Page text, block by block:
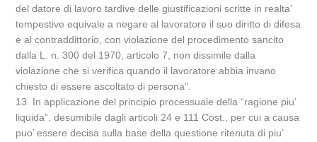
del datore di lavoro tardive delle giustificazioni scritte in realta’
tempestive equivale a negare al lavoratore il suo diritto di difesa
e al contraddittorio, con violazione del procedimento sancito
dalla L. n. 300 del 1970, articolo 7, non dissimile dalla
violazione che si verifica quando il lavoratore abbia invano
chiesto di essere ascoltato di persona”.
13. In applicazione del principio processuale della “ragione piu’
liquida”, desumibile dagli articoli 24 e 111 Cost., per cui a causa
puo’ essere decisa sulla base della questione ritenuta di piu’